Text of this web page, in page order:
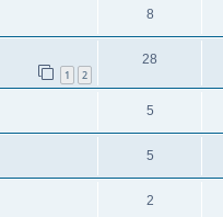
8
1 2
28
5
5
2